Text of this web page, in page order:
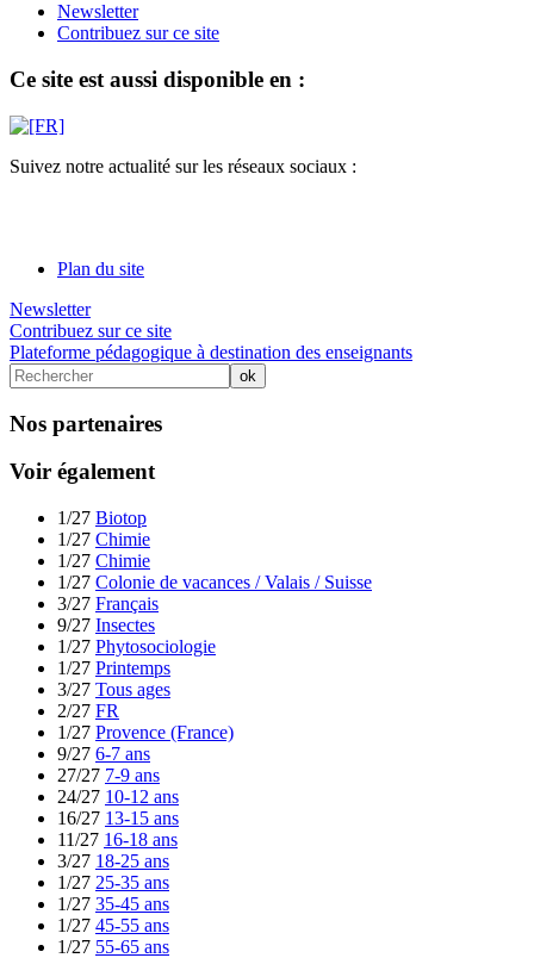
Newsletter
Contribuez sur ce site
Ce site est aussi disponible en :
Suivez notre actualité sur les réseaux sociaux :
Plan du site
Newsletter
Contribuez sur ce site
Plateforme pédagogique à destination des enseignants
Nos partenaires
Voir également
1/27 Biotop
1/27 Chimie
1/27 Chimie
1/27 Colonie de vacances / Valais / Suisse
3/27 Français
9/27 Insectes
1/27 Phytosociologie
1/27 Printemps
3/27 Tous ages
2/27 FR
1/27 Provence (France)
9/27 6-7 ans
27/27 7-9 ans
24/27 10-12 ans
16/27 13-15 ans
11/27 16-18 ans
3/27 18-25 ans
1/27 25-35 ans
1/27 35-45 ans
1/27 45-55 ans
1/27 55-65 ans